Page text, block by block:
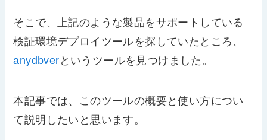
そこで、上記のような製品をサポートしている
検証環境デプロイツールを探していたところ、
anydbver というツールを見つけました。
本記事では、このツールの概要と使い方につい
て説明したいと思います。